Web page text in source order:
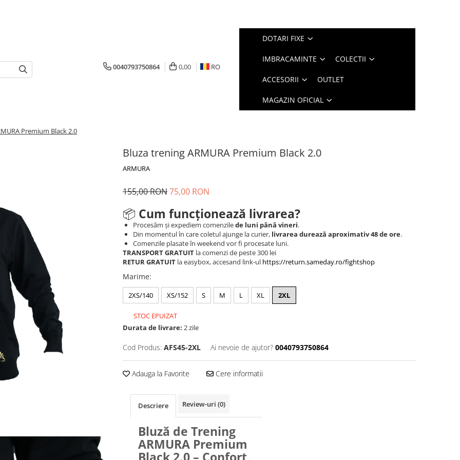
0040793750864 0,00 RO
DOTARI FIXE
IMBRACAMINTE COLECTII
ACCESORII OUTLET
MAGAZIN OFICIAL
Premium Black 2.0
Bluza trening ARMURA Premium Black 2.0
ARMURA
155,00 RON75,00 RON
📦 Cum funcționează livrarea?
Procesăm și expediem comenzilede luni până vineri.
Din momentul în care coletul ajunge la curier, livrarea durează aproximativ 48 de ore.
Comenzile plasate în weekend vor fi procesate luni.
TRANSPORT GRATUIT la comenzi de peste 300 lei
RETUR GRATUIT la easybox, accesand link-ul https://return.sameday.ro/fightshop
Marime:
2XS/140 XS/152 S M L XL 2XL
STOC EPUIZAT
Durata de livrare: 2 zile
Cod Produs: AFS45-2XL Ai nevoie de ajutor? 0040793750864
Adauga la Favorite Cere informatii
Descriere Review-uri (0)
Bluză de Trening
ARMURA Premium